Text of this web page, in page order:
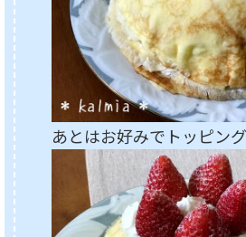
あとはお好みでトッピン